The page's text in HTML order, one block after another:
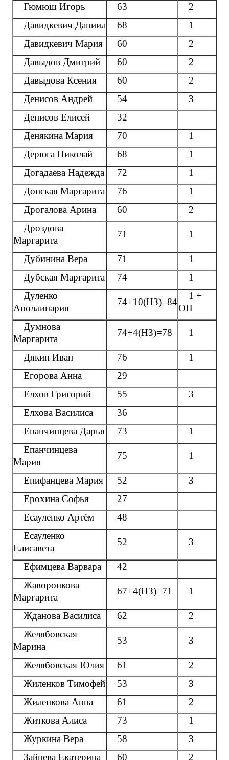
Гюмюш Игорь
63
2
Давидкевич Даниил
68
1
Давидкевич Мария
60
2
Давыдов Дмитрий
60
2
Давыдова Ксения
60
2
Денисов Андрей
54
3
Денисов Елисей
32
Денякина Мария
70
1
Дерюга Николай
68
1
Догадаева Надежда
72
1
Донская Маргарита
76
1
Дрогалова Арина
60
2
Дроздова
Маргарита
71 1
Дубинина Вера 71
1
Дубская Маргарита
74
1
Дуленко
Аполлинария
74+10(НЗ)=84
1 +
ОП
Думнова
Маргарита
74+4(НЗ)=78 1
Дякин Иван 76
1
Егорова Анна
29
Елхов Григорий
55
3
Елхова Василиса
36
Епанчинцева Дарья
73
1
Епанчинцева
Мария
75 1
Епифанцева Мария 52
3
Ерохина Софья
27
Есауленко Артём
48
Есауленко
Елисавета
52 3
Ефимцева Варвара
42
Жаворонкова
Маргарита
67+4(НЗ)=71 1
Жданова Василиса 62
2
Желябовская
Марина
53 3
Желябовская Юлия 61
2
Жиленков Тимофей
53
3
Жиленкова Анна
61
2
Житкова Алиса
73
1
Журкина Вера
58
3
Зайцева Екатерина
60 2